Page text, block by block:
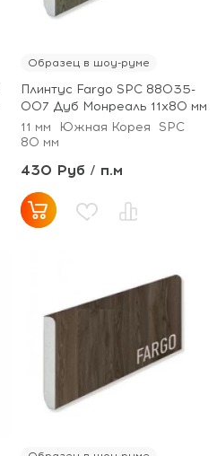
Образец в шоу-руме
Плинтус Fargo SPC 88035-
007 Дуб Монреаль 11х80 мм
11 мм
Южная Корея
SPC
80 мм
430 Руб / п.м